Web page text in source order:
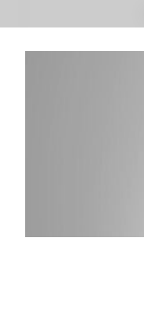
Analyse &
Springbank 12 years